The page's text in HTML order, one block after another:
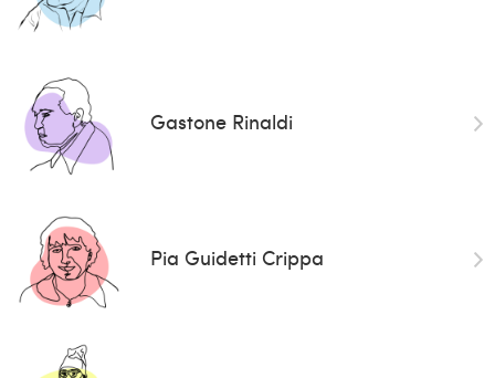
Gastone Rinaldi
Pia Guidetti Crippa